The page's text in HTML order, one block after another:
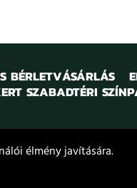
BÉRLETVÁSÁRLÁS
SZABADTÉRI
élmény javítására.